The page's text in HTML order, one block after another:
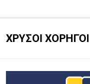
ΧΡΥΣΟΙ ΧΟΡΗΓΟΙ